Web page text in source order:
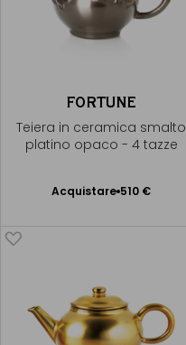
FORTUNE
Teiera in ceramica smalto
platino opaco - 4 tazze
Acquistare 510 €
Aggiungere